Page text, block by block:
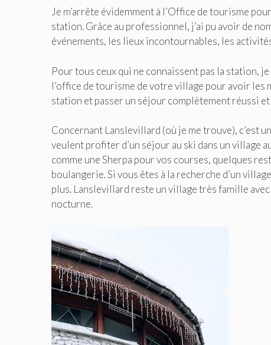
Je m’arrête évidemment à l’Office de tourisme
station. Grâce au professionnel, j’ai pu avoir de
événements, les lieux incontournables, les
Pour tous ceux qui ne connaissent pas la station,
l’office de tourisme de votre village pour avoir
station et passer un séjour complètement réussi
Concernant Lanslevillard (où je me trouve), c’est
veulent profiter d’un séjour au ski dans un village
comme une Sherpa pour vos courses, quelques
boulangerie. Si vous êtes à la recherche d’un
plus. Lanslevillard reste un village très famille avec
nocturne.